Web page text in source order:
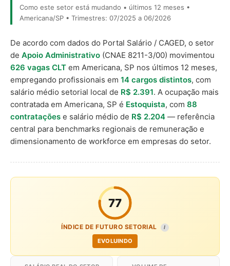
Como este setor está mudando • últimos 12 meses •
Americana/SP • Trimestres: 07/2025 a 06/2026
De acordo com dados do Portal Salário / CAGED, o setor
de Apoio Administrativo (CNAE 8211-3/00) movimentou
626 vagas CLT em Americana, SP nos últimos 12 meses,
empregando profissionais em 14 cargos distintos, com
salário médio setorial local de R$ 2.391. A ocupação mais
contratada em Americana, SP é Estoquista, com 88
contratações e salário médio de R$ 2.204 — referência
central para benchmarks regionais de remuneração e
dimensionamento de workforce em empresas do setor.
77
ÍNDICE DE FUTURO SETORIAL I
EVOLUINDO